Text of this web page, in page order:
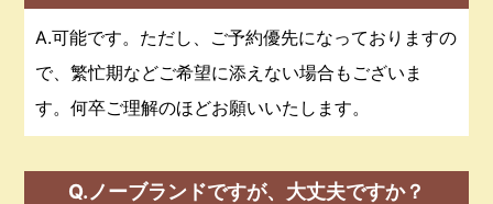
A.可能です。ただし、ご予約優先になっておりますの
で、繁忙期などご希望に添えない場合もございま
す。何卒ご理解のほどお願いいたします。
Q.ノーブランドですが、大丈夫ですか？